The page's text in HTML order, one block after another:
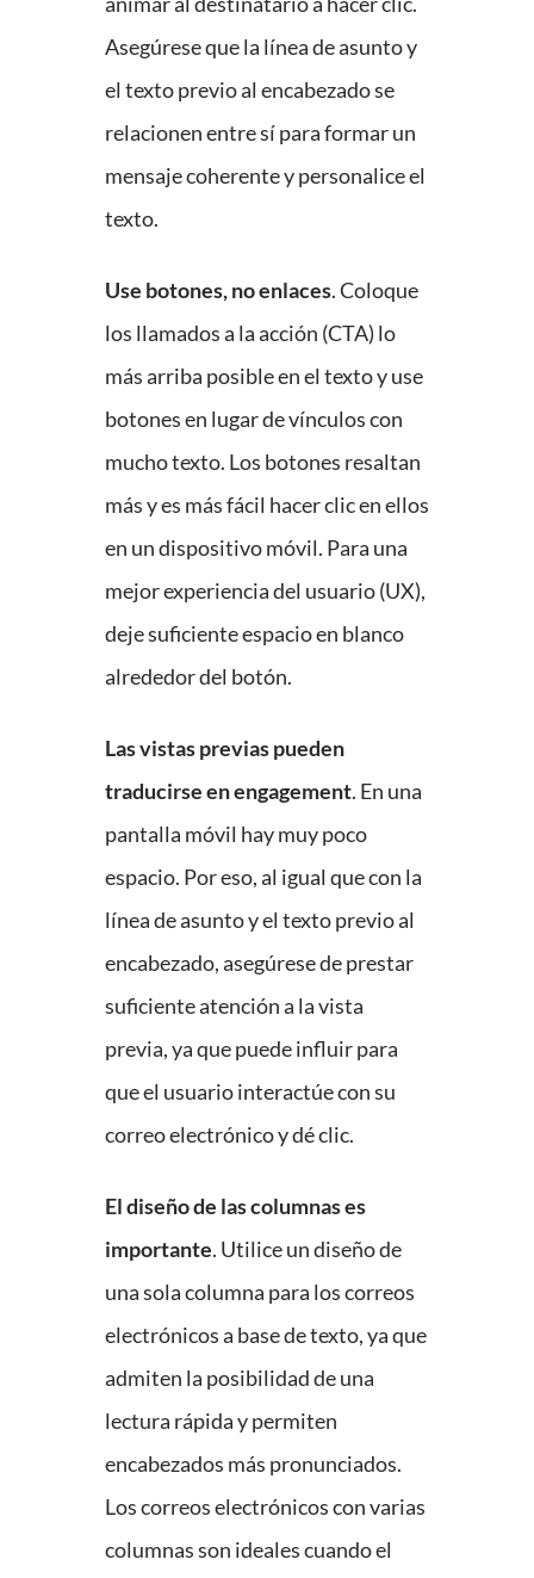
Asegúrese que la línea de asunto y
el texto previo al encabezado se
relacionen entre sí para formar un
mensaje coherente y personalice el
texto.
Use botones, no enlaces. Coloque
los llamados a la acción (CTA) lo
más arriba posible en el texto y use
botones en lugar de vínculos con
mucho texto. Los botones resaltan
más y es más fácil hacer clic en ellos
en un dispositivo móvil. Para una
mejor experiencia del usuario (UX),
deje suficiente espacio en blanco
alrededor del botón.
Las vistas previas pueden
traducirse en engagement. En una
pantalla móvil hay muy poco
espacio. Por eso, al igual que con la
línea de asunto y el texto previo al
encabezado, asegúrese de prestar
suficiente atención a la vista
previa, ya que puede influir para
que el usuario interactúe con su
correo electrónico y dé clic.
El diseño de las columnas es
importante. Utilice un diseño de
una sola columna para los correos
electrónicos a base de texto, ya que
admiten la posibilidad de una
lectura rápida y permiten
encabezados más pronunciados.
Los correos electrónicos con varias
columnas son ideales cuando el